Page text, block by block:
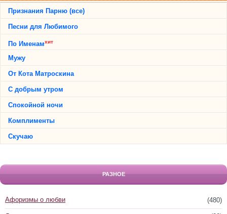
Признания Парню (все)
Песни для Любимого
По Именамхит
Мужу
От Кота Матроскина
С добрым утром
Спокойной ночи
Комплименты
Скучаю
РАЗНОЕ
(480)
Афоризмы о любви